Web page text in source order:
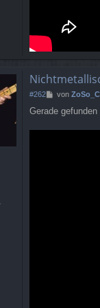
#262
B
i
von
Gerade gefunden